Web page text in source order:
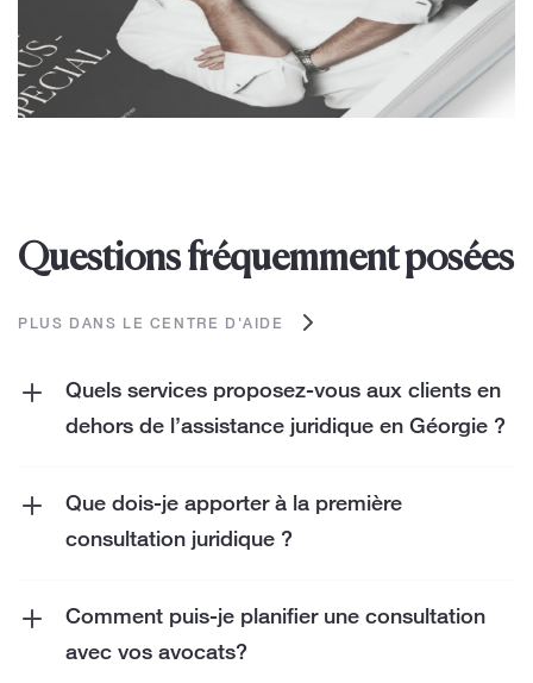
Questions fréquemment posées
PLUS DANS LE CENTRE D'AIDE
Quels services proposez-vous aux clients en
dehors de l’assistance juridique en Géorgie ?
de services allant au-delà de l'assistance
juridique. Il s'agit notamment
de courtage
, de services d'audit interne, etc.
Que dois-je apporter à la première
consultation juridique ?
dossier, y compris la correspondance, les
contrats ou les avis judiciaires. Cela nous
Comment puis-je planifier une consultation
avec vos avocats?